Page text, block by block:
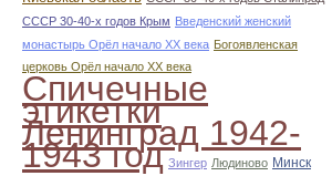
СССР 30-40-х годов Крым Введенский женский
монастырь Орёл начало ХХ века Богоявленская
церковь Орёл начало ХХ века
Спичечные
этикетки
Ленинград 1942-
1943 год Зингер Людиново Минск